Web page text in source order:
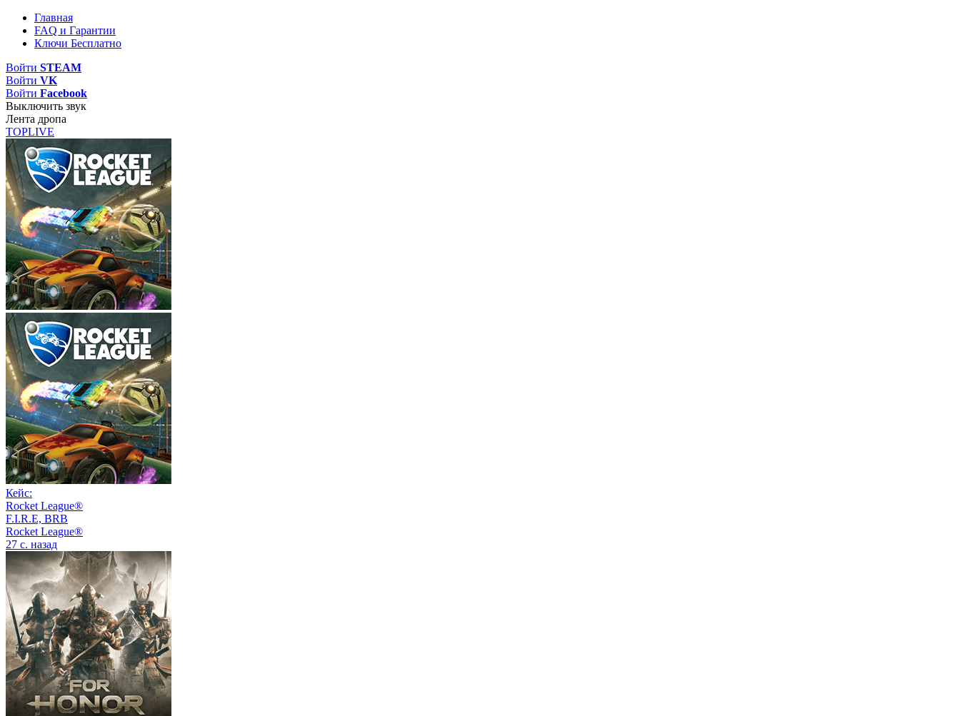
Главная
FAQ и Гарантии
Ключи Бесплатно
Войти STEAM
Войти VK
Войти Facebook
Выключить звук
Лента дропа
TOPLIVE
Кейс:
Rocket League®
F.I.R.E, BRB
Rocket League®
27 с. назад